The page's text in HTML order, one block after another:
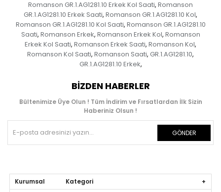
Romanson GR.1.AG1281.10 Erkek Kol Saati, Romanson
GR.1.AG1281.10 Erkek Saati, Romanson GR.1.AG1281.10 Kol,
Romanson GR.1.AG1281.10 Kol Saati, Romanson GR.1.AG1281.10
Saati, Romanson Erkek, Romanson Erkek Kol, Romanson
Erkek Kol Saati, Romanson Erkek Saati, Romanson Kol,
Romanson Kol Saati, Romanson Saati, GR.1.AG1281.10,
GR.1.AG1281.10 Erkek,
BIZDEN HABERLER
Bültenimize Üye Olun ! Tüm İndirim ve Fırsatlardan İlk Sizin
Haberiniz Olsun !
GÖNDER
Kurumsal Kategori